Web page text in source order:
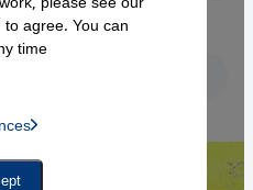
agree. You can
time.
Youtube Embed
/ Facebook Connect